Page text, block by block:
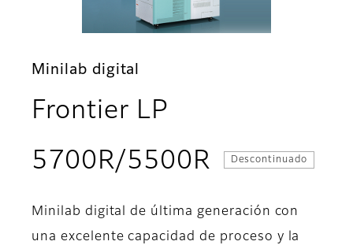
Minilab digital
Frontier LP
5700R/5500R -Descontinuado
Minilab digital de última generación con
una excelente capacidad de proceso y la